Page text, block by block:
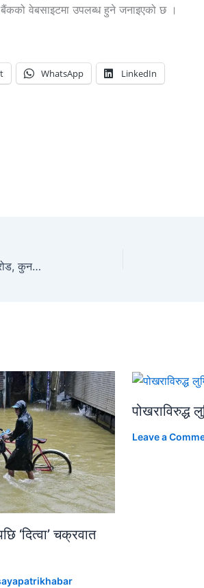
वेबसाइटमा उपलब्ध हुने जनाइएको छ ।
WhatsApp LinkedIn
निर्जीवन बीमा कम्पनीको व्यवसाय १५ अर्ब ८४ करोड, कुनको व्यवसाय कति ?
‘दित्वा’ चक्रवात
पोखराविरुद्ध
Leave a